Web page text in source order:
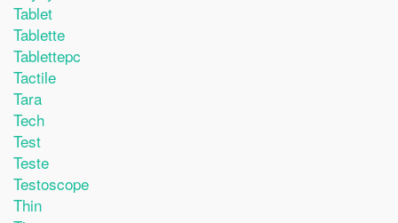
Tablet
Tablette
Tablettepc
Tactile
Tara
Tech
Test
Teste
Testoscope
Thin